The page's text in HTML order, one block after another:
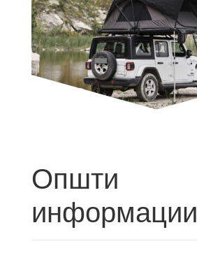
Општи
информации